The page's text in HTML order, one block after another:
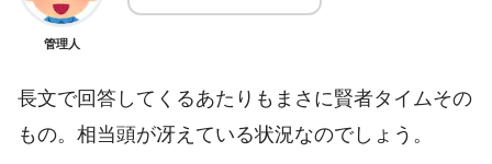
管理人
長文で回答してくるあたりもまさに賢者タイムその
もの。相当頭が冴えている状況なのでしょう。